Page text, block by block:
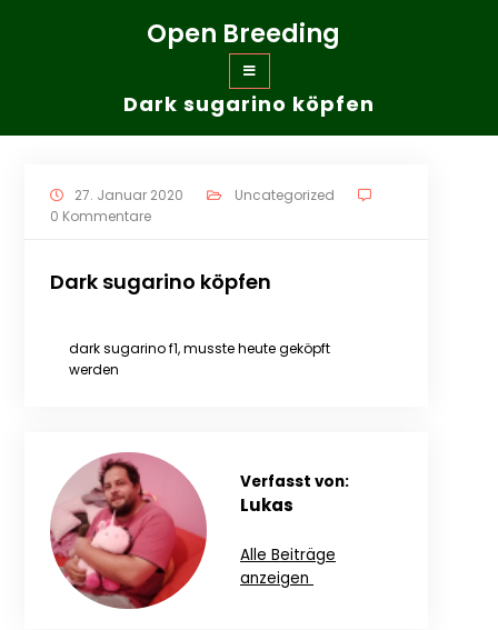
Open Breeding
Dark sugarino köpfen
27. Januar 2020
Uncategorized
0 Kommentare
Dark sugarino köpfen
dark sugarino f1, musste heute geköpft
werden
Verfasst von:
Lukas
Alle Beiträge
anzeigen